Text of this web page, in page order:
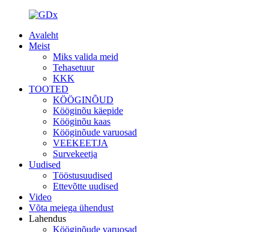
Avaleht
Meist
Miks valida meid
Tehasetuur
KKK
TOOTED
KÖÖGINÕUD
Kööginõu käepide
Kööginõu kaas
Kööginõude varuosad
VEEKEETJA
Survekeetja
Uudised
Tööstusuudised
Ettevõtte uudised
Video
Võta meiega ühendust
Lahendus
Kööginõude varuosad